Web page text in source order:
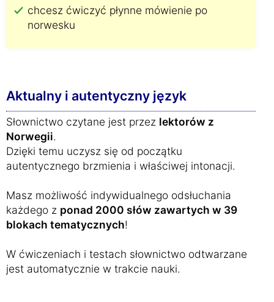
chcesz ćwiczyć płynne mówienie po
norwesku
Aktualny i autentyczny język
Słownictwo czytane jest przez lektorów z
Norwegii.
Dzięki temu uczysz się od początku
autentycznego brzmienia i właściwej intonacji.
Masz możliwość indywidualnego odsłuchania
każdego z ponad 2000 słów zawartych w 39
blokach tematycznych!
W ćwiczeniach i testach słownictwo odtwarzane
jest automatycznie w trakcie nauki.